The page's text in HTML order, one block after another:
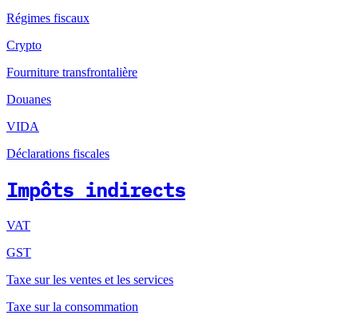
Régimes fiscaux
Crypto
Fourniture transfrontalière
Douanes
VIDA
Déclarations fiscales
Impôts indirects
VAT
GST
Taxe sur les ventes et les services
Taxe sur la consommation